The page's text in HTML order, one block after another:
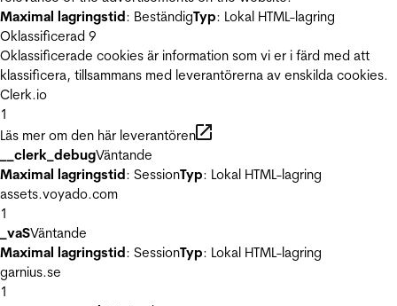
Maximal lagringstid: BeständigTyp: Lokal HTML-lagring
Oklassificerad 9
Oklassificerade cookies är information som vi er i färd med att
klassificera, tillsammans med leverantörerna av enskilda cookies.
Clerk.io
1
Läs mer om den här leverantören
__clerk_debugVäntande
Maximal lagringstid: SessionTyp: Lokal HTML-lagring
assets.voyado.com
1
_vaSVäntande
Maximal lagringstid: SessionTyp: Lokal HTML-lagring
garnius.se
1